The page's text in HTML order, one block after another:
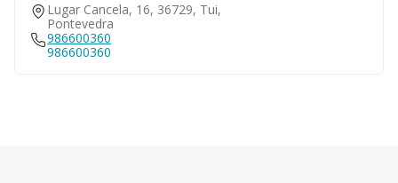
Lugar Cancela, 16, 36729, Tui,
Pontevedra
986600360
986600360